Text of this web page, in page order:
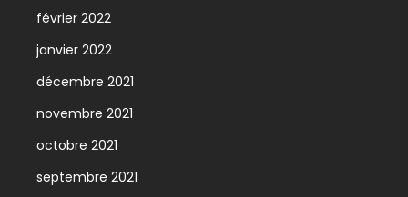
février 2022
janvier 2022
décembre 2021
novembre 2021
octobre 2021
septembre 2021